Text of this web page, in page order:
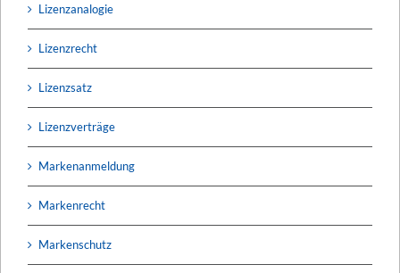
Lizenzanalogie
Lizenzrecht
Lizenzsatz
Lizenzverträge
Markenanmeldung
Markenrecht
Markenschutz